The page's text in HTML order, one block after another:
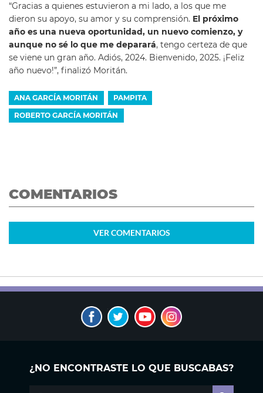
“Gracias a quienes estuvieron a mi lado, a los que me
dieron su apoyo, su amor y su comprensión. El próximo
año es una nueva oportunidad, un nuevo comienzo, y
aunque no sé lo que me deparará, tengo certeza de que
se viene un gran año. Adiós, 2024. Bienvenido, 2025. ¡Feliz
año nuevo!”, finalizó Moritán.
ANA GARCÍA MORITÁN PAMPITA
ROBERTO GARCÍA MORITÁN
COMENTARIOS
VERCOMENTARIOS
¿NO ENCONTRASTE LO QUE BUSCABAS?